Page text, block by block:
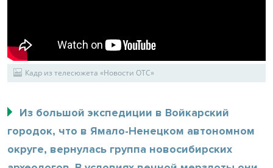
Кадр из телесюжета «Новости ОТС»
Из большой экспедиции в Войкарский
городок, что в Ямало-Ненецком автономном
округе, вернулась группа новосибирских